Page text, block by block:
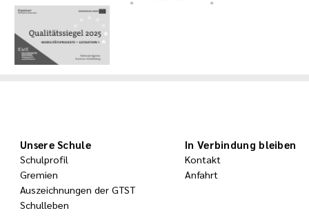
Unsere Schule
Schulprofil
Gremien
Auszeichnungen der GTST
Schulleben
In Verbindung bleiben
Kontakt
Anfahrt